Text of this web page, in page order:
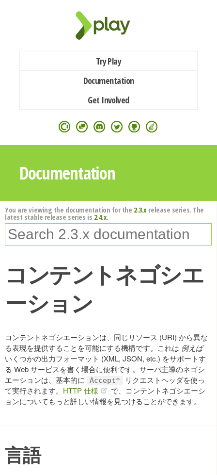
Try Play
Documentation
Get Involved
Documentation
You are viewing the documentation for the 2.3.xrelease series. The
latest stable release series is 2.4.x.
コンテントネゴシエ
ーション
コンテントネゴシエーションは、同じリソース (URI) から異な
る表現を提供することを可能にする機構です。これは 例えば
いくつかの出力フォーマット (XML, JSON, etc.) をサポートす
る Web サービスを書く場合に便利です。サーバ主導のネゴシ
エーションは、基本的に
Accept*
リクエストヘッダを使っ
て実行されます。 HTTP 仕様
で、コンテントネゴシエーシ
ョンについてもっと詳しい情報を見つけることができます。
言語